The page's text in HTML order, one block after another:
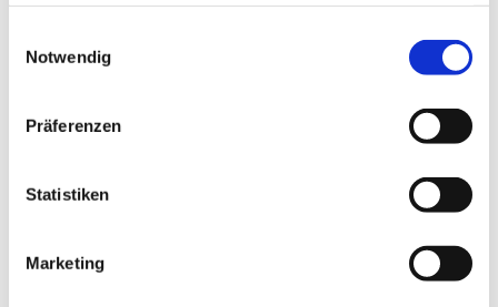
Notwendig
Präferenzen
Statistiken
Marketing